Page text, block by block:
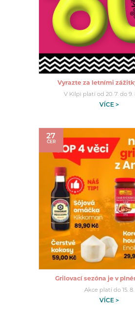
Vyrazte za letními
V Kilpi platí od 20. 7. do 9.
VÍCE >
27
ČER
Grilovací sezóna je v
Akce platí do 15. 8.
VÍCE >